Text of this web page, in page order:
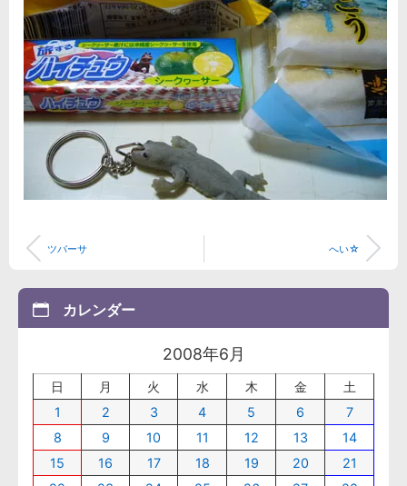
ツバーサ へい☆
カレンダー
2008年6月
日 月 火 水 木 金
土
1
2 3 4 5 6
7
8
9 10 11 12 13
14
15
16 17 18 19 20
21